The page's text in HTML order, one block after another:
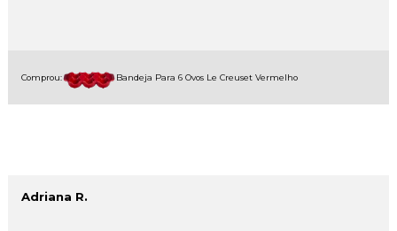
Comprou: Bandeja Para 6 Ovos Le Creuset Vermelho
Adriana R.